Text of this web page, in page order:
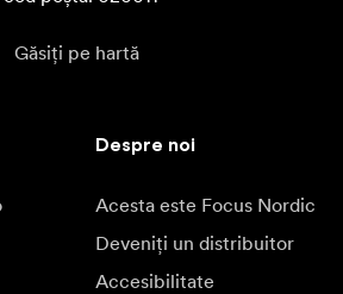
Găsiți pe hartă
Despre noi
Acesta este Focus Nordic
Deveniți un distribuitor
Accesibilitate